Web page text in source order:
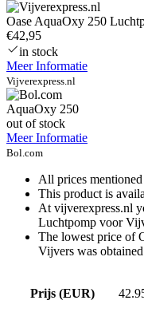
Oase AquaOxy 250
€42,95
in stock
Meer Informatie
Vijverexpress.nl
AquaOxy 250
out of stock
Meer Informatie
Bol.com
All prices
This product is
At vijverexpress.nl
Luchtpomp voor
The lowest price of
Vijvers was
Prijs (EUR)